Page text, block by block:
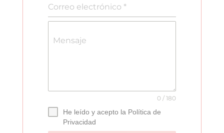
Correo electrónico *
Mensaje
0 / 180
He leído y acepto la Política de
Privacidad